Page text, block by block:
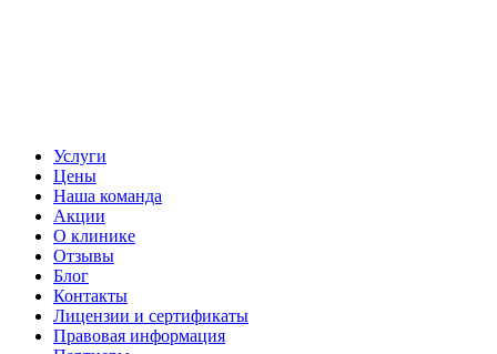
Услуги
Цены
Наша команда
Акции
О клинике
Отзывы
Блог
Контакты
Лицензии и сертификаты
Правовая информация